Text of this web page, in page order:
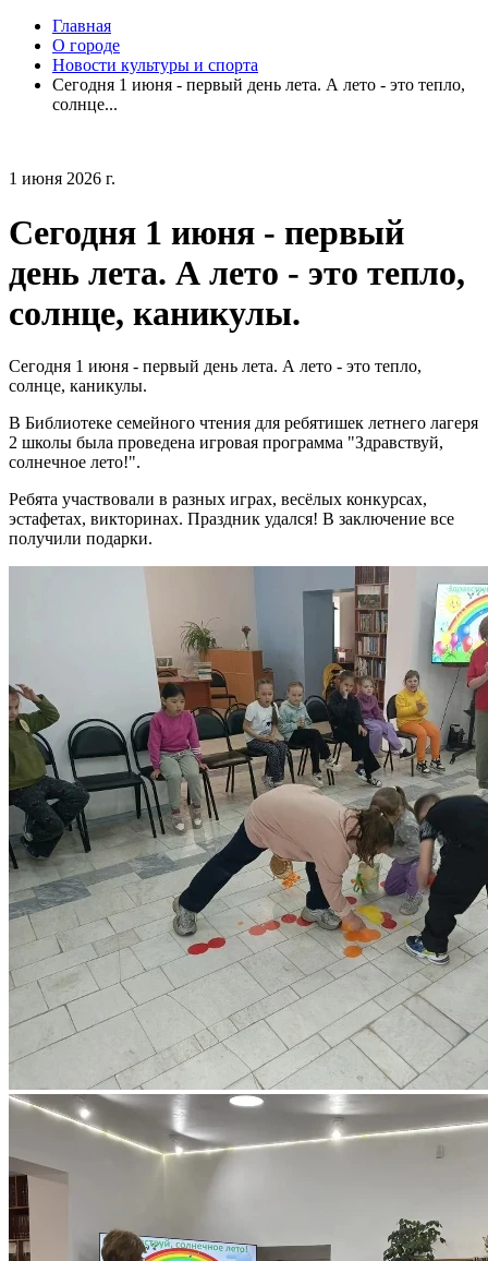
Главная
О городе
Новости культуры и спорта
Сегодня 1 июня - первый день лета. А лето - это тепло,
солнце...
1 июня 2026 г.
Сегодня 1 июня - первый
день лета. А лето - это тепло,
солнце, каникулы.
Сегодня 1 июня - первый день лета. А лето - это тепло,
солнце, каникулы.
В Библиотеке семейного чтения для ребятишек летнего лагеря
2 школы была проведена игровая программа "Здравствуй,
солнечное лето!".
Ребята участвовали в разных играх, весёлых конкурсах,
эстафетах, викторинах. Праздник удался! В заключение все
получили подарки.